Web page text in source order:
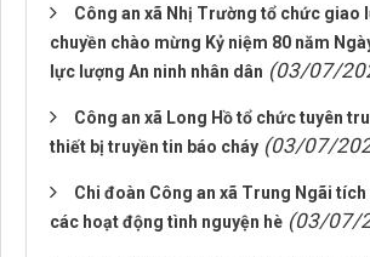
Công an xã Nhị Trường tổ chức giao
chuyền chào mừng Kỷ niệm 80 năm
lực lượng An ninh nhân dân (03/07/
Công an xã Long Hồ tổ chức tuyên
thiết bị truyền tin báo cháy (03/07/
Chi đoàn Công an xã Trung Ngãi
các hoạt động tình nguyện hè (03/07/